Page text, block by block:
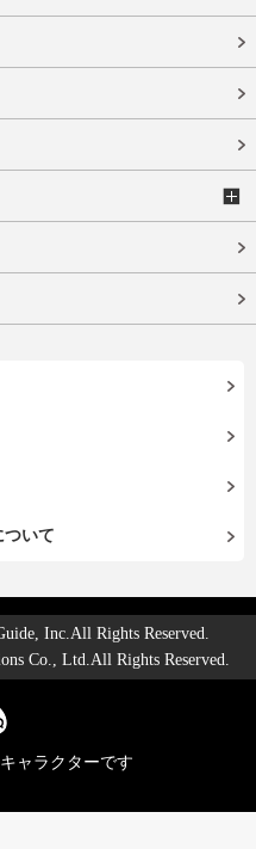
ついて
Inc.All Rights Reserved.
Co., Ltd.All Rights Reserved.
ャラクターです